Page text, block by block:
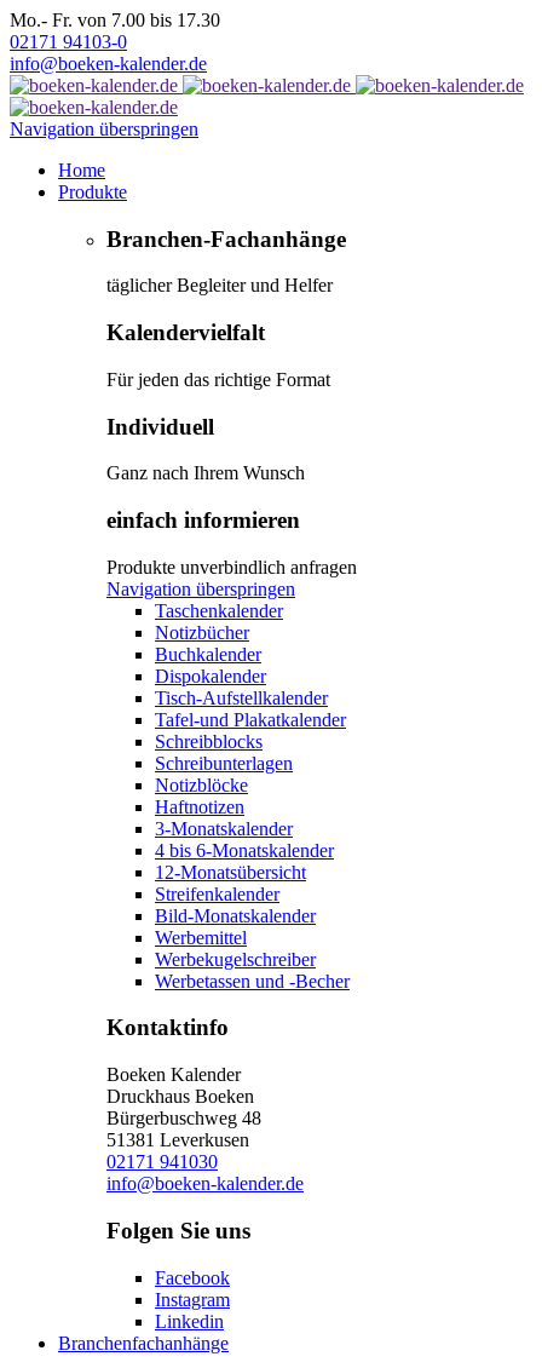
Mo.- Fr. von 7.00 bis 17.30
02171 94103-0
info@boeken-kalender.de
Navigation überspringen
Home
Produkte
Branchen-Fachanhänge
täglicher Begleiter und Helfer
Kalendervielfalt
Für jeden das richtige Format
Individuell
Ganz nach Ihrem Wunsch
einfach informieren
Produkte unverbindlich anfragen
Navigation überspringen
Taschenkalender
Notizbücher
Buchkalender
Dispokalender
Tisch-Aufstellkalender
Tafel-und Plakatkalender
Schreibblocks
Schreibunterlagen
Notizblöcke
Haftnotizen
3-Monatskalender
4 bis 6-Monatskalender
12-Monatsübersicht
Streifenkalender
Bild-Monatskalender
Werbemittel
Werbekugelschreiber
Werbetassen und -Becher
Kontaktinfo
Boeken Kalender
Druckhaus Boeken
Bürgerbuschweg 48
51381 Leverkusen
02171 941030
info@boeken-kalender.de
Folgen Sie uns
Facebook
Instagram
Linkedin
Branchenfachanhänge